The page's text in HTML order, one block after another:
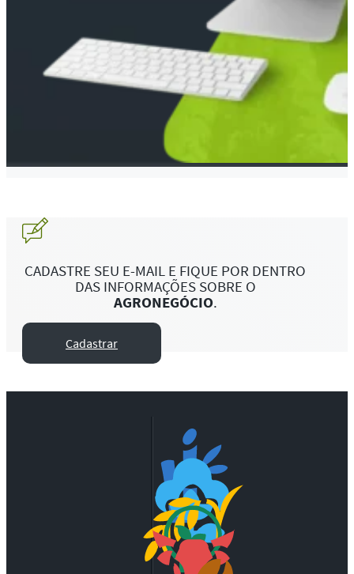
CADASTRE SEU E-MAIL E FIQUE POR DENTRO
DAS INFORMAÇÕES SOBRE O
AGRONEGÓCIO.
Cadastrar